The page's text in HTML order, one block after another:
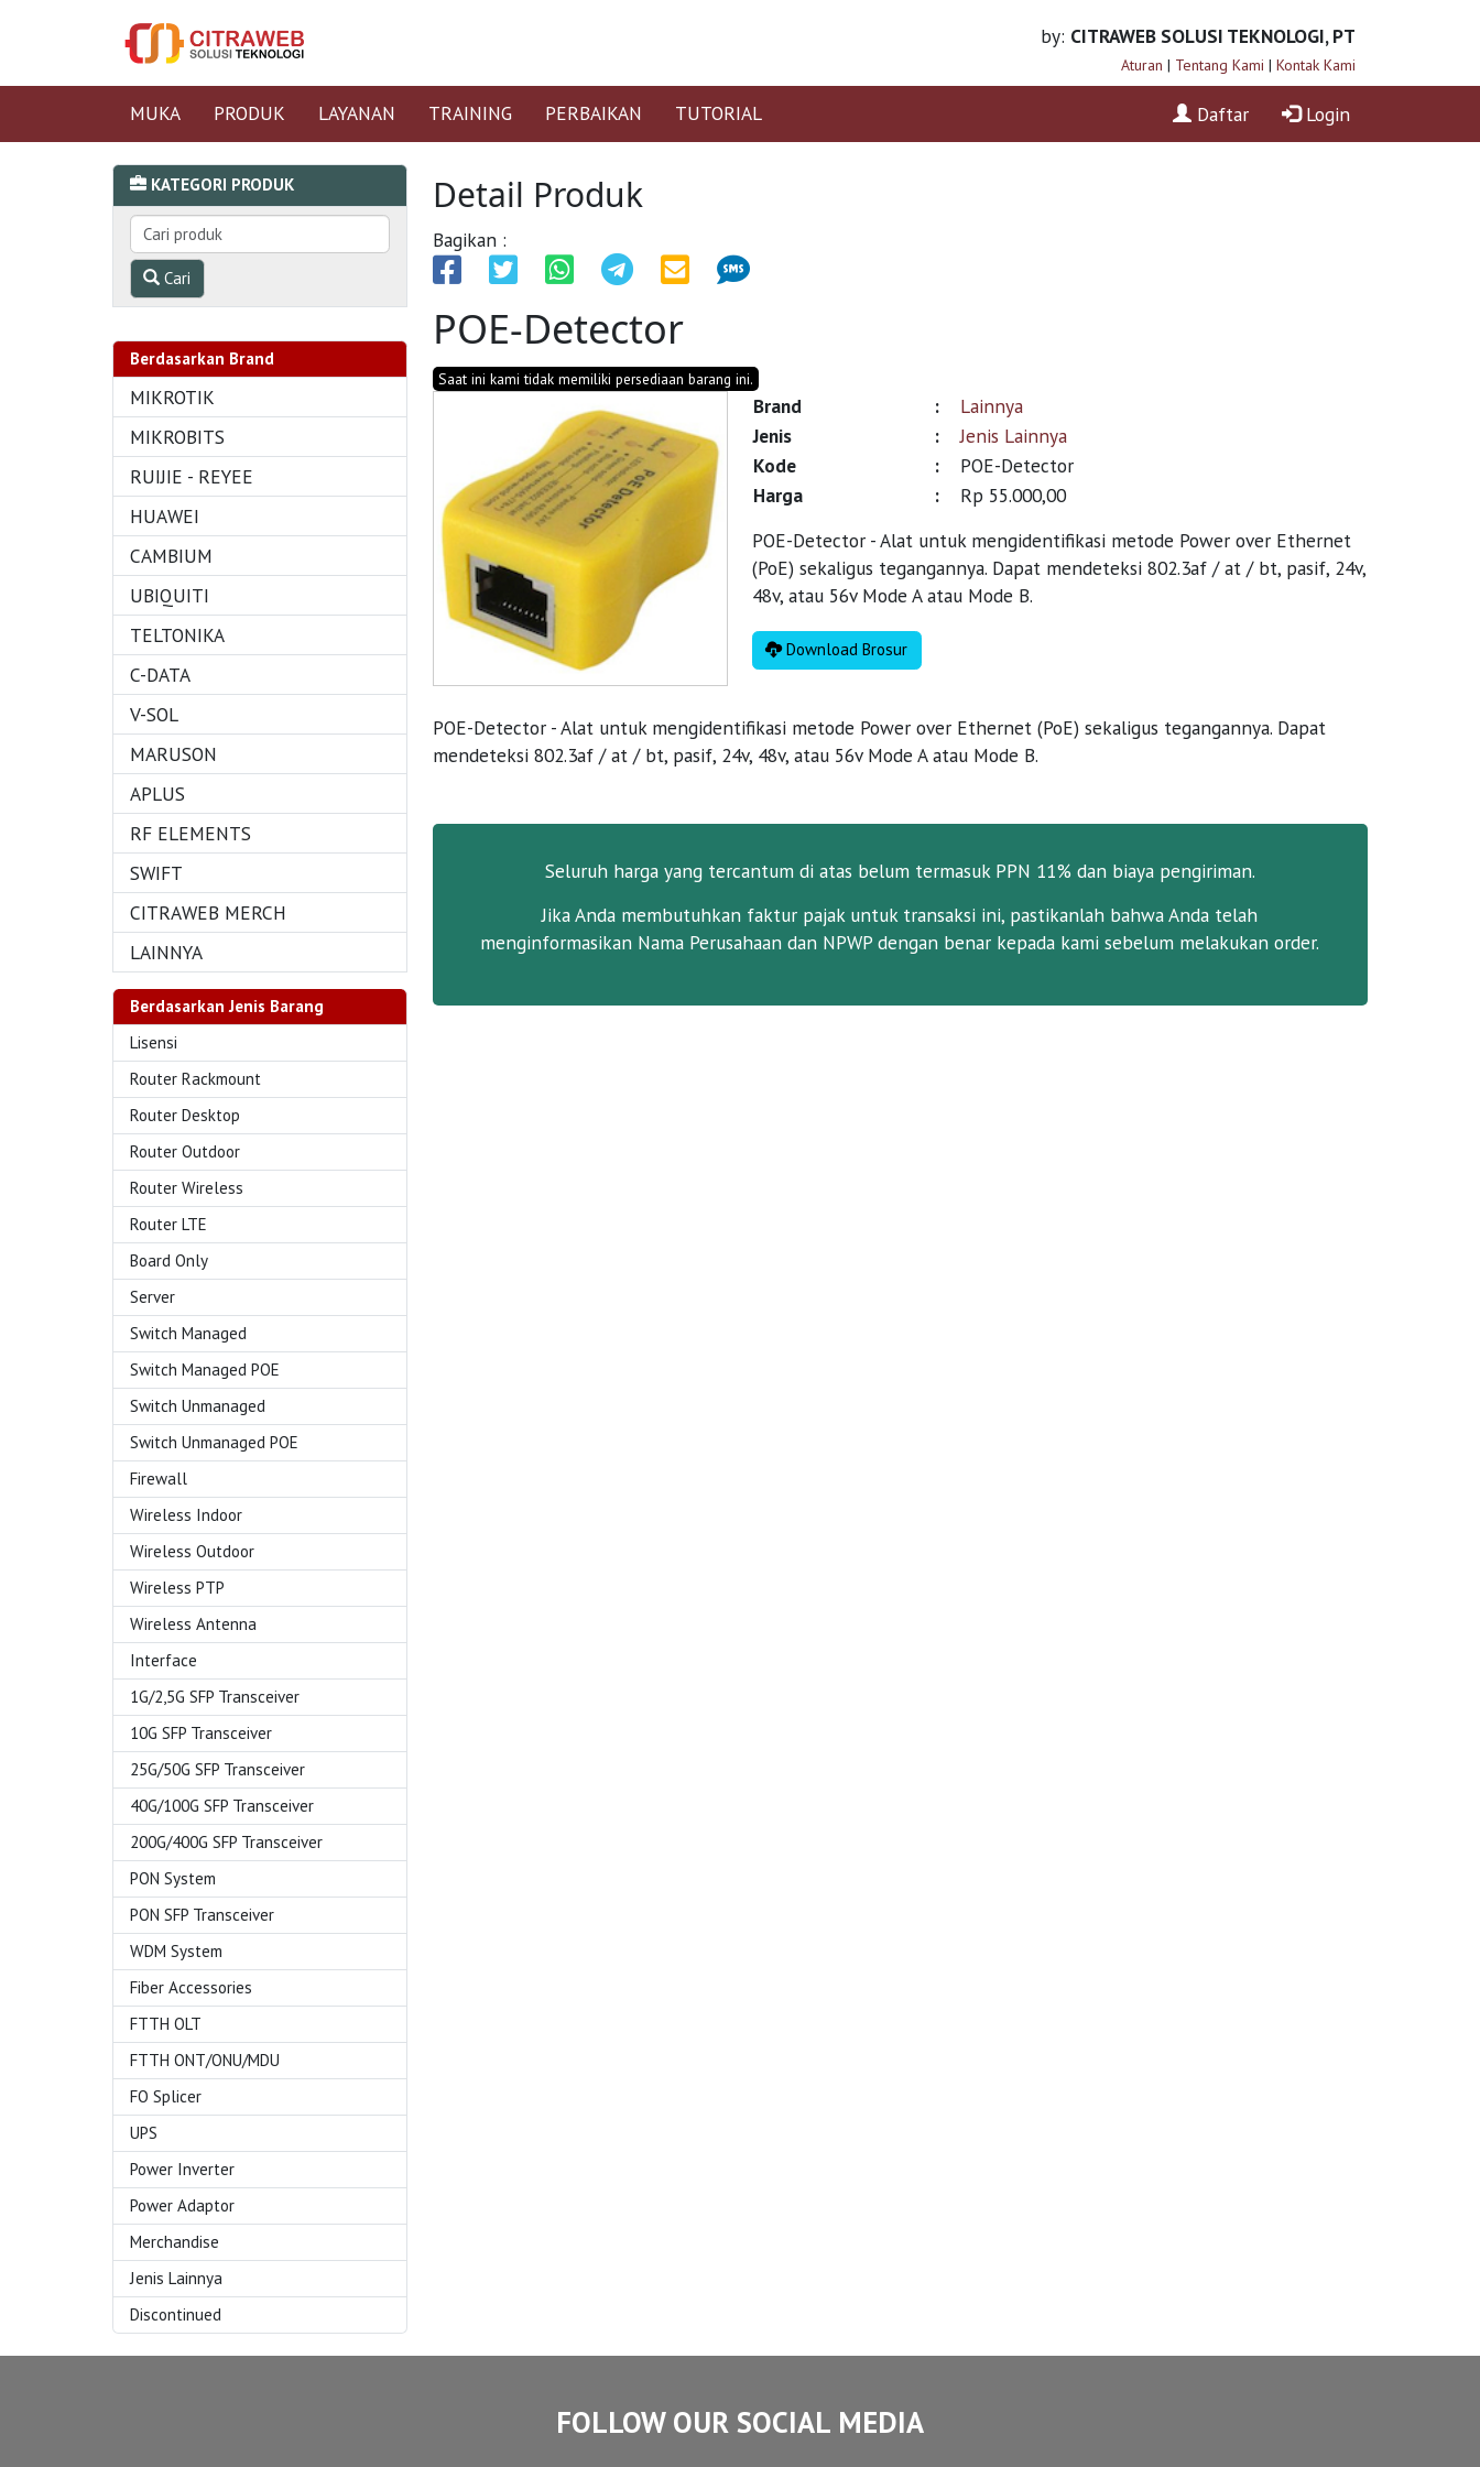
by: CITRAWEB SOLUSI TEKNOLOGI, PT
Aturan | Tentang Kami | Kontak Kami
MUKA PRODUK LAYANAN TRAINING PERBAIKAN TUTORIAL Daftar Login
KATEGORI PRODUK
Cari
Berdasarkan Brand
MIKROTIK
MIKROBITS
RUIJIE - REYEE
HUAWEI
CAMBIUM
UBIQUITI
TELTONIKA
C-DATA
V-SOL
MARUSON
APLUS
RF ELEMENTS
SWIFT
CITRAWEB MERCH
LAINNYA
Berdasarkan Jenis Barang
Lisensi
Router Rackmount
Router Desktop
Router Outdoor
Router Wireless
Router LTE
Board Only
Server
Switch Managed
Switch Managed POE
Switch Unmanaged
Switch Unmanaged POE
Firewall
Wireless Indoor
Wireless Outdoor
Wireless PTP
Wireless Antenna
Interface
1G/2,5G SFP Transceiver
10G SFP Transceiver
25G/50G SFP Transceiver
40G/100G SFP Transceiver
200G/400G SFP Transceiver
PON System
PON SFP Transceiver
WDM System
Fiber Accessories
FTTH OLT
FTTH ONT/ONU/MDU
FO Splicer
UPS
Power Inverter
Power Adaptor
Merchandise
Jenis Lainnya
Discontinued
Detail Produk
Bagikan :
POE-Detector
Saat ini kami tidak memiliki persediaan barang ini.
Brand :
Lainnya
Jenis
:
Jenis Lainnya
Kode
:
POE-Detector
Harga
:
Rp 55.000,00
POE-Detector - Alat untuk mengidentifikasi metode Power over Ethernet
(PoE) sekaligus tegangannya. Dapat mendeteksi 802.3af / at / bt, pasif, 24v,
48v, atau 56v Mode A atau Mode B.
Download Brosur
POE-Detector - Alat untuk mengidentifikasi metode Power over Ethernet (PoE) sekaligus tegangannya. Dapat
mendeteksi 802.3af / at / bt, pasif, 24v, 48v, atau 56v Mode A atau Mode B.
Seluruh harga yang tercantum di atas belum termasuk PPN 11% dan biaya pengiriman.
Jika Anda membutuhkan faktur pajak untuk transaksi ini, pastikanlah bahwa Anda telah
menginformasikan Nama Perusahaan dan NPWP dengan benar kepada kami sebelum melakukan order.
FOLLOW OUR SOCIAL MEDIA